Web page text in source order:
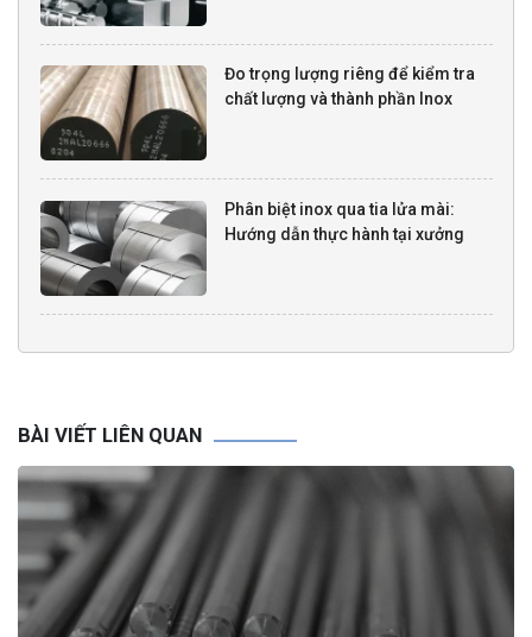
Đo trọng lượng riêng để kiểm tra
chất lượng và thành phần Inox
Phân biệt inox qua tia lửa mài:
Hướng dẫn thực hành tại xưởng
BÀI VIẾT LIÊN QUAN